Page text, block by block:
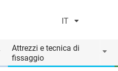
IT
Attrezzi e tecnica di
fissaggio